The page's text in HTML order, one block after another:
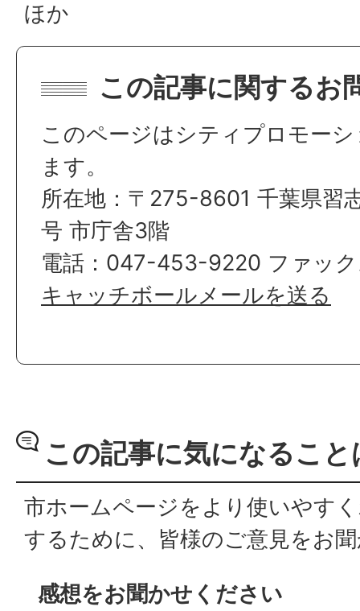
ほか
この記事に関するお
このページはシティプロモー
ます。
所在地：〒275-8601 千葉県習
号 市庁舎3階
電話：047-453-9220 ファッ
キャッチボールメールを送る
この記事に気になるこ
市ホームページをより使いやす
するために、皆様のご意見をお
感想をお聞かせください